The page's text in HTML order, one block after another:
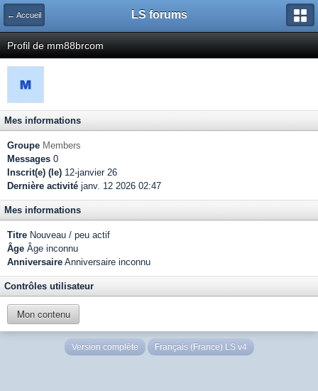
← Accueil LS forums
Profil de mm88brcom
Mes informations
Groupe Members
Messages 0
Inscrit(e) (le) 12-janvier 26
Dernière activité janv. 12 2026 02:47
Mes informations
Titre Nouveau / peu actif
Âge Âge inconnu
Anniversaire Anniversaire inconnu
Contrôles utilisateur
Mon contenu
Version complète Français (France) LS v4